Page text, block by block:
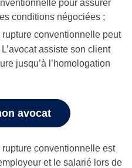
pour assurer
conditions négociées ;
rupture conventionnelle peut
assiste son client
jusqu’à l’homologation
avocat
rupture conventionnelle est
et le salarié lors de